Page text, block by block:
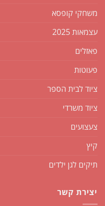
משחקי קופסא
עצמאות 2025
פאזלים
פעוטות
ציוד לבית הספר
ציוד משרדי
צעצועים
קיץ
תיקים לגן ילדים
יצירת קשר